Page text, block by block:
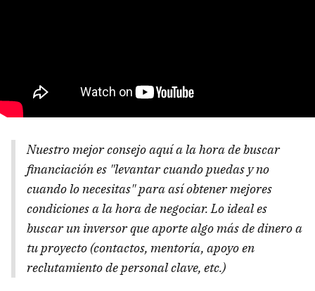
Nuestro mejor consejo aquí a la hora de buscar
financiación es "levantar cuando puedas y no
cuando lo necesitas" para así obtener mejores
condiciones a la hora de negociar. Lo ideal es
buscar un inversor que aporte algo más de dinero a
tu proyecto (contactos, mentoría, apoyo en
reclutamiento de personal clave, etc.)